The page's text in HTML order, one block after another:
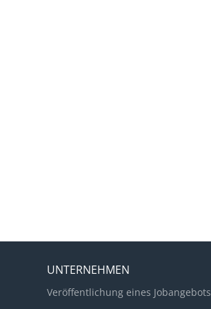
UNTERNEHMEN
Veröffentlichung eines Jobangebots